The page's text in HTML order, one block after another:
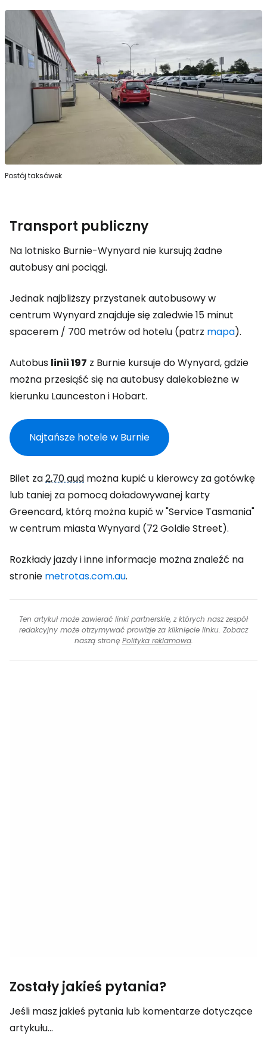
Postój taksówek
Transport publiczny
Na lotnisko Burnie-Wynyard nie kursują żadne
autobusy ani pociągi.
Jednak najbliższy przystanek autobusowy w
centrum Wynyard znajduje się zaledwie 15 minut
spacerem / 700 metrów od hotelu (patrz mapa).
Autobus linii 197 z Burnie kursuje do Wynyard, gdzie
można przesiąść się na autobusy dalekobieżne w
kierunku Launceston i Hobart.
Najtańsze hotele w Burnie
Bilet za2,70 aud można kupić u kierowcy za gotówkę
lub taniej za pomocą doładowywanej karty
Greencard, którą można kupić w "Service Tasmania"
w centrum miasta Wynyard (72 Goldie Street).
Rozkłady jazdy i inne informacje można znaleźć na
stronie metrotas.com.au.
Ten artykuł może zawierać linki partnerskie, z których nasz zespół
redakcyjny może otrzymywać prowizje za kliknięcie linku. Zobacz
naszą stronę Polityka reklamowa.
Zostały jakieś pytania?
Jeśli masz jakieś pytania lub komentarze dotyczące
artykułu...